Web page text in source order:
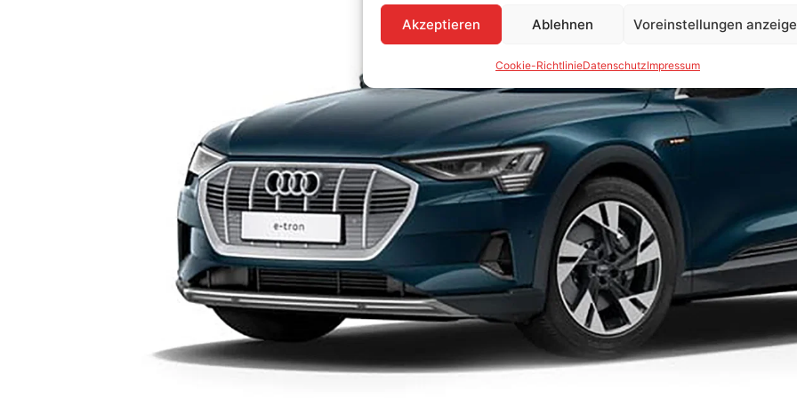
Akzeptieren Ablehnen Voreinstellungen
Cookie-RichtlinieDatenschutzImpressum